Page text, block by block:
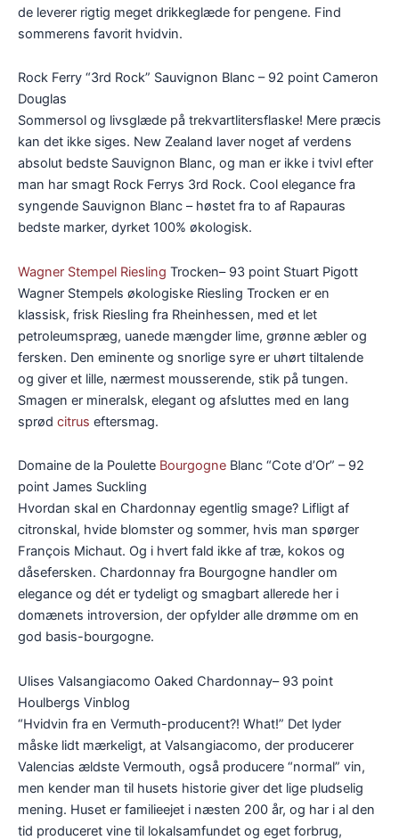
de leverer rigtig meget drikkeglæde for pengene. Find
sommerens favorit hvidvin.
Rock Ferry “3rd Rock” Sauvignon Blanc – 92 point Cameron
Douglas
Sommersol og livsglæde på trekvartlitersflaske! Mere præcis
kan det ikke siges. New Zealand laver noget af verdens
absolut bedste Sauvignon Blanc, og man er ikke i tvivl efter
man har smagt Rock Ferrys 3rd Rock. Cool elegance fra
syngende Sauvignon Blanc – høstet fra to af Rapauras
bedste marker, dyrket 100% økologisk.
Wagner Stempel Riesling Trocken– 93 point Stuart Pigott
Wagner Stempels økologiske Riesling Trocken er en
klassisk, frisk Riesling fra Rheinhessen, med et let
petroleumspræg, uanede mængder lime, grønne æbler og
fersken. Den eminente og snorlige syre er uhørt tiltalende
og giver et lille, nærmest mousserende, stik på tungen.
Smagen er mineralsk, elegant og afsluttes med en lang
sprød citrus eftersmag.
Domaine de la Poulette Bourgogne Blanc “Cote d’Or” – 92
point James Suckling
Hvordan skal en Chardonnay egentlig smage? Lifligt af
citronskal, hvide blomster og sommer, hvis man spørger
François Michaut. Og i hvert fald ikke af træ, kokos og
dåsefersken. Chardonnay fra Bourgogne handler om
elegance og dét er tydeligt og smagbart allerede her i
domænets introversion, der opfylder alle drømme om en
god basis-bourgogne.
Ulises Valsangiacomo Oaked Chardonnay– 93 point
Houlbergs Vinblog
“Hvidvin fra en Vermuth-producent?! What!” Det lyder
måske lidt mærkeligt, at Valsangiacomo, der producerer
Valencias ældste Vermouth, også producere “normal” vin,
men kender man til husets historie giver det lige pludselig
mening. Huset er familieejet i næsten 200 år, og har i al den
tid produceret vine til lokalsamfundet og eget forbrug,